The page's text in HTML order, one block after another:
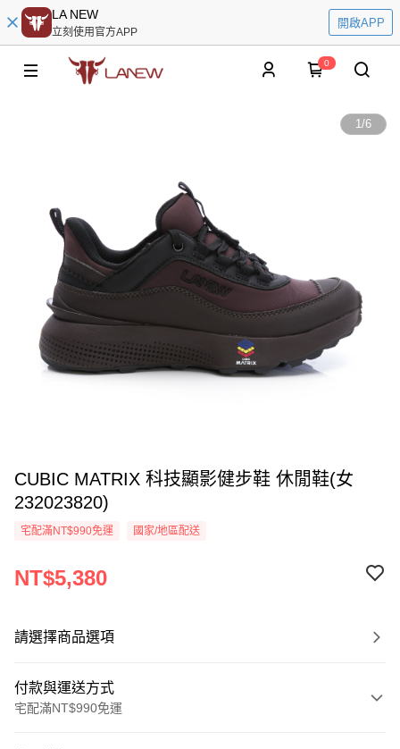
LA NEW
立刻使用官方APP
開啟APP
0
1/6
CUBIC MATRIX 科技顯影健步鞋 休閒鞋(女
232023820)
宅配滿NT$990免運 國家/地區配送
NT$5,380
請選擇商品選項
付款與運送方式
宅配滿NT$990免運